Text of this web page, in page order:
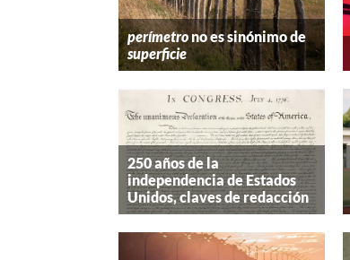
perímetrono es sinónimo de
superficie
250 años de la
independencia de Estados
Unidos, claves de redacción